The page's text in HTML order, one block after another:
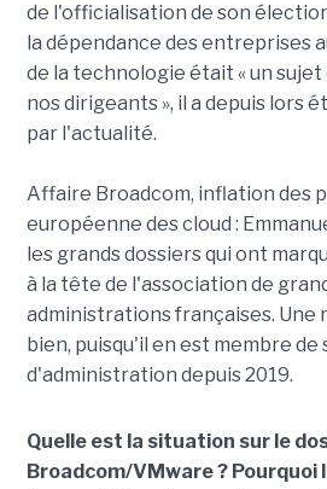
de l'officialisation de son
la dépendance des entreprises
de la technologie était « un
nos dirigeants », il a depuis lors
par l'actualité.
Affaire Broadcom, inflation des
européenne des cloud :
les grands dossiers qui ont
à la tête de l'association de
administrations françaises. Une
bien, puisqu'il en est membre de
d'administration depuis 2019.
Quelle est la situation sur le
Broadcom/VMware ?